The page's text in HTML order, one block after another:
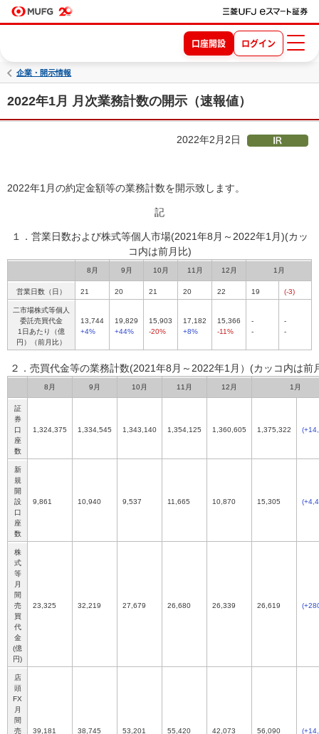
口座開設 ログイン
企業・開示情報
2022年1月 月次業務計数の開示（速報値）
2022年2月2日
2022年1月の約定金額等の業務計数を開示致します。
記
１．営業日数および株式等個人市場(2021年8月～2022年1月)(カッ
コ内は前月比)
8月 9月 10月 11月 12月 1月
営業日数（日） 21 20 21 20 22 19 (-3)
二市場株式等個人
委託売買代金
1日あたり（億
円）（前月比）
13,744
+4%
19,829
+44%
15,903
-20%
17,182
+8%
15,366
-11%
-
-
-
-
２．売買代金等の業務計数(2021年8月～2022年1月） (カッコ内は前
8月 9月 10月 11月 12月 1月
証
券
口
座
数
1,324,375 1,334,545 1,343,140 1,354,125 1,360,605 1,375,322
新
規
開
設
口
座
数
9,861 10,940 9,537 11,665 10,870 15,305
株
式
等
月
間
売
買
代
金
(億
円)
23,325 32,219 27,679 26,680 26,339 26,619
店
頭
FX
月
間
売
39,181 38,745 53,201 55,420 42,073 56,090